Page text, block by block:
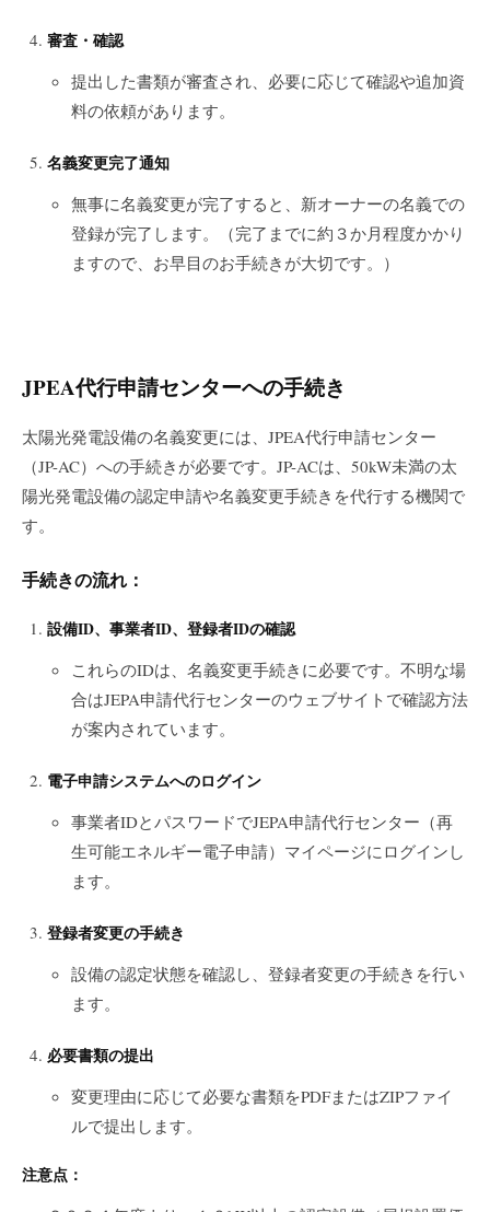
審査・確認
提出した書類が審査され、必要に応じて確認や追加資
料の依頼があります。
名義変更完了通知
無事に名義変更が完了すると、新オーナーの名義での
登録が完了します。（完了までに約３か月程度かかり
ますので、お早目のお手続きが大切です。）
JPEA代行申請センターへの手続き
太陽光発電設備の名義変更には、JPEA代行申請センター
（JP-AC）への手続きが必要です。JP-ACは、50kW未満の太
陽光発電設備の認定申請や名義変更手続きを代行する機関で
す。
手続きの流れ：
設備ID、事業者ID、登録者IDの確認
これらのIDは、名義変更手続きに必要です。不明な場
合はJEPA申請代行センターのウェブサイトで確認方法
が案内されています。
電子申請システムへのログイン
事業者IDとパスワードでJEPA申請代行センター（再
生可能エネルギー電子申請）マイページにログインし
ます。
登録者変更の手続き
設備の認定状態を確認し、登録者変更の手続きを行い
ます。
必要書類の提出
変更理由に応じて必要な書類をPDFまたはZIPファイ
ルで提出します。
注意点：